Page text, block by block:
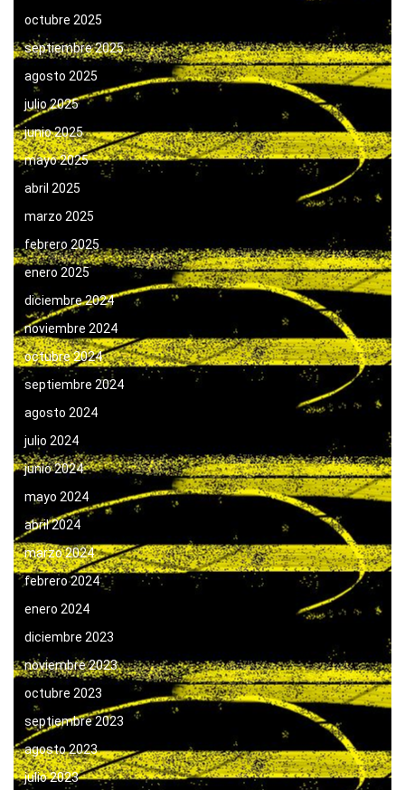
octubre 2025
septiembre 2025
agosto 2025
julio 2025
junio 2025
mayo 2025
abril 2025
marzo 2025
febrero 2025
enero 2025
diciembre 2024
noviembre 2024
octubre 2024
septiembre 2024
agosto 2024
julio 2024
junio 2024
mayo 2024
abril 2024
marzo 2024
febrero 2024
enero 2024
diciembre 2023
noviembre 2023
octubre 2023
septiembre 2023
agosto 2023
julio 2023